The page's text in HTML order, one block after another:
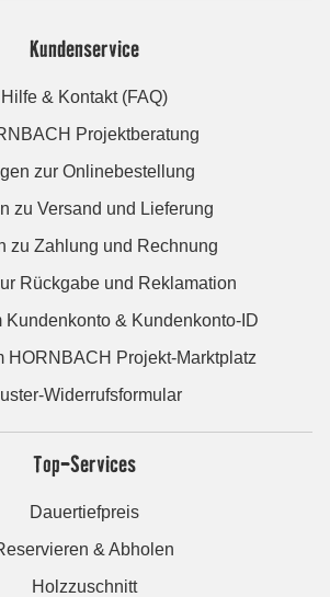
Kundenservice
Hilfe & Kontakt (FAQ)
Projektberatung
zur Onlinebestellung
zu Versand und Lieferung
zu Zahlung und Rechnung
Rückgabe und Reklamation
Kundenkonto & Kundenkonto-ID
HORNBACH Projekt-Marktplatz
Widerrufsformular
Top-Services
Dauertiefpreis
& Abholen
Holzzuschnitt